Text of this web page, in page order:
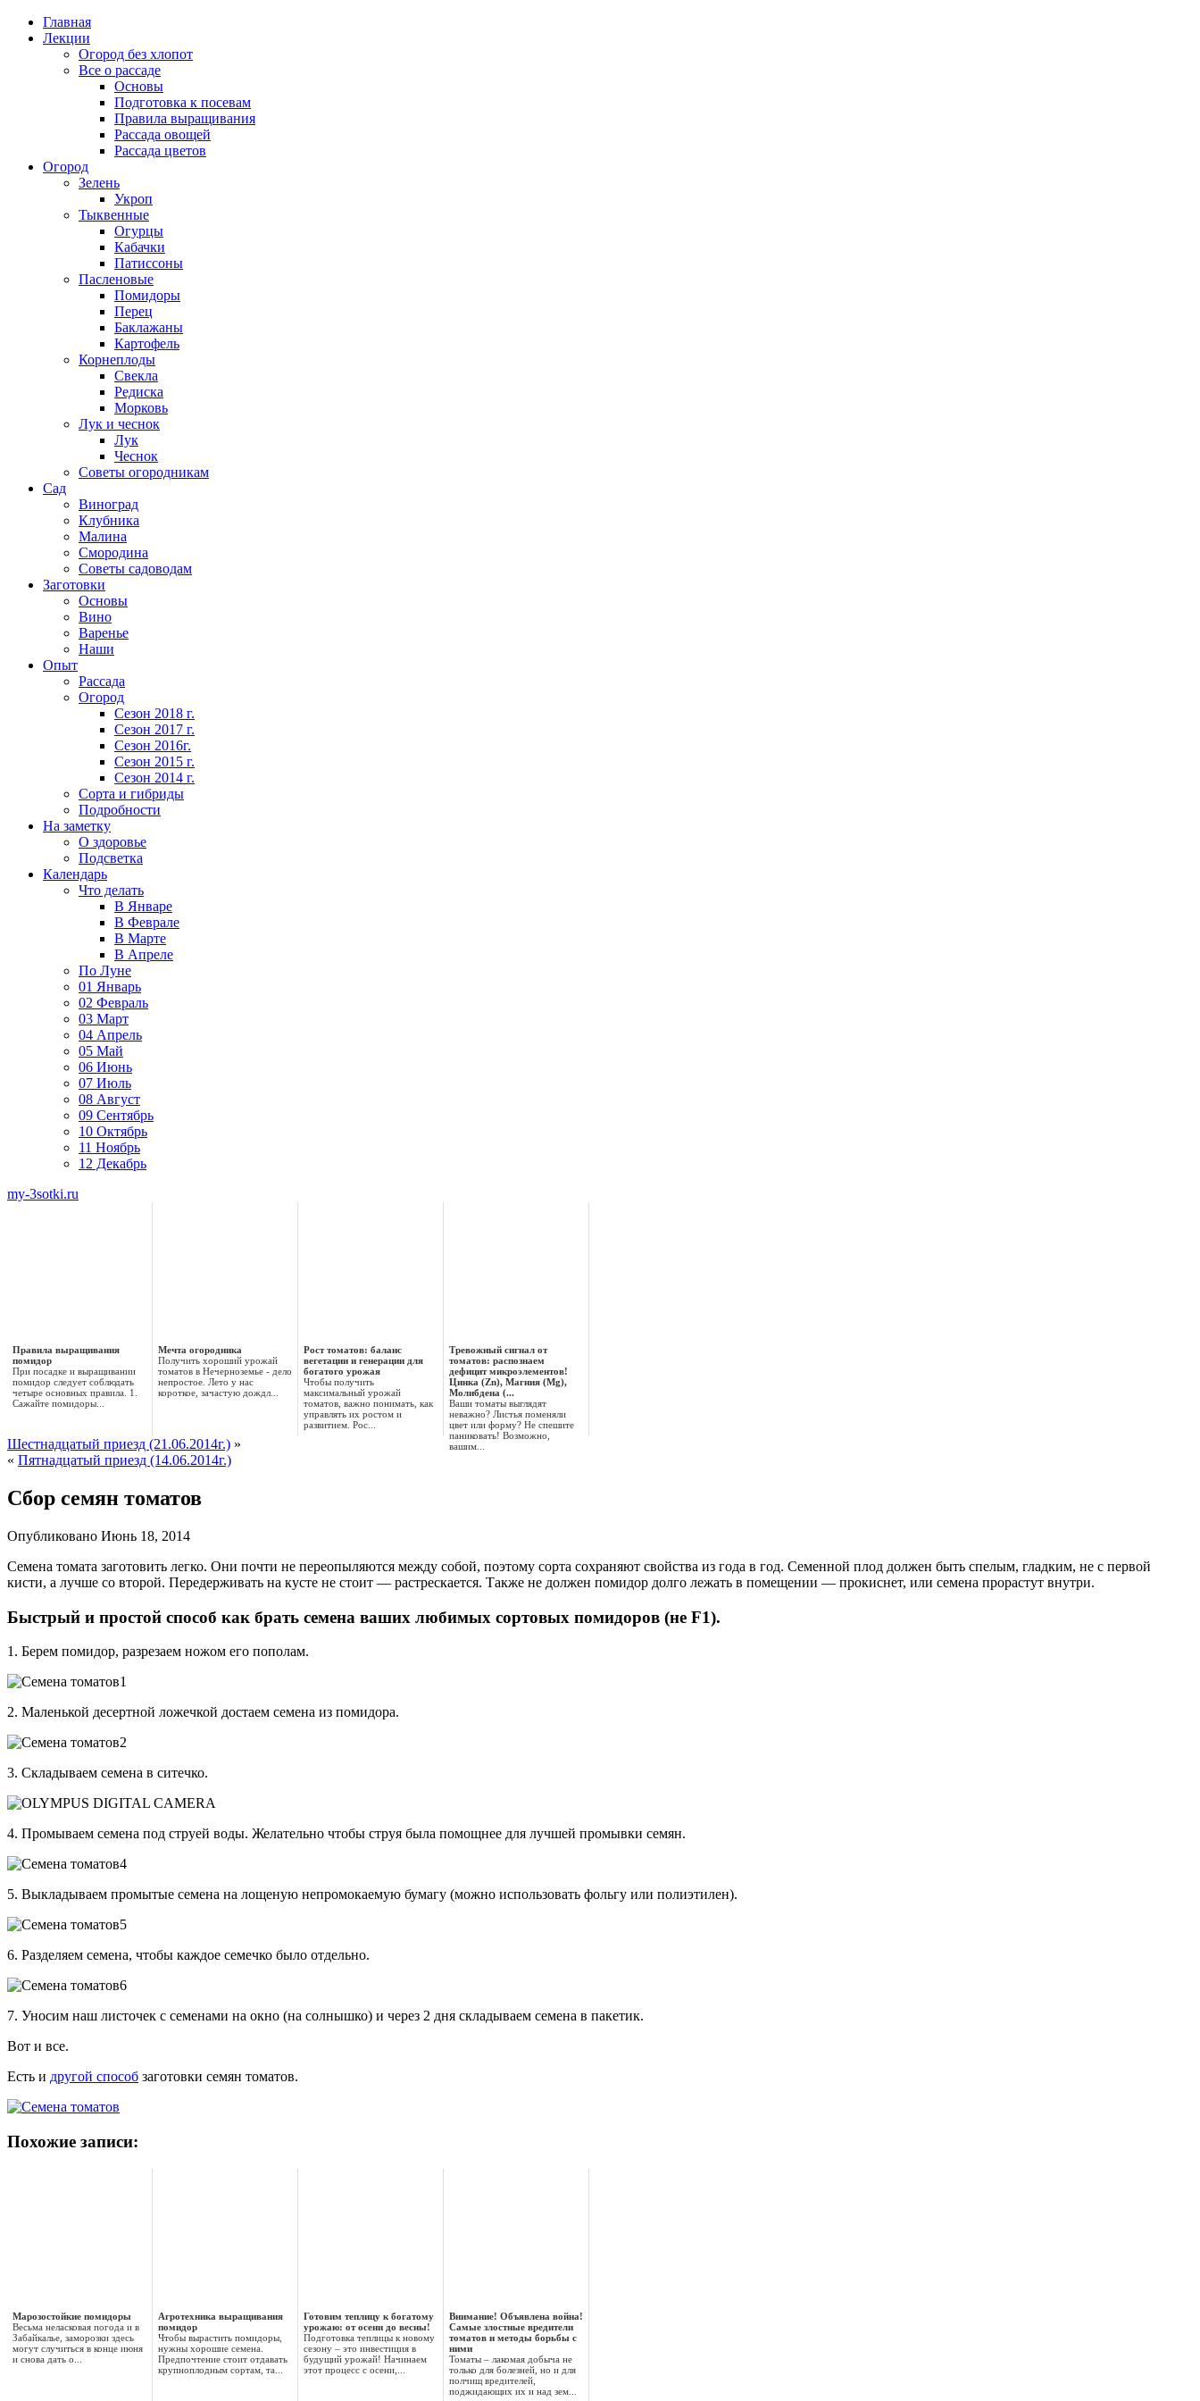
Главная
Лекции
Огород без хлопот
Все о рассаде
Основы
Подготовка к посевам
Правила выращивания
Рассада овощей
Рассада цветов
Огород
Зелень
Укроп
Тыквенные
Огурцы
Кабачки
Патиссоны
Пасленовые
Помидоры
Перец
Баклажаны
Картофель
Корнеплоды
Свекла
Редиска
Морковь
Лук и чеснок
Лук
Чеснок
Советы огородникам
Сад
Виноград
Клубника
Малина
Смородина
Советы садоводам
Заготовки
Основы
Вино
Варенье
Наши
Опыт
Рассада
Огород
Сезон 2018 г.
Сезон 2017 г.
Сезон 2016г.
Сезон 2015 г.
Сезон 2014 г.
Сорта и гибриды
Подробности
На заметку
О здоровье
Подсветка
Календарь
Что делать
В Январе
В Феврале
В Марте
В Апреле
По Луне
01 Январь
02 Февраль
03 Март
04 Апрель
05 Май
06 Июнь
07 Июль
08 Август
09 Сентябрь
10 Октябрь
11 Ноябрь
12 Декабрь
my-3sotki.ru
Правила выращивания
помидор
При посадке и выращивании
помидор следует соблюдать
четыре основных правила. 1.
Сажайте помидоры...
Мечта огородника
Получить хороший урожай
томатов в Нечерноземье - дело
непростое. Лето у нас
короткое, зачастую дождл...
Рост томатов: баланс
вегетации и генерации для
богатого урожая
Чтобы получить
максимальный урожай
томатов, важно понимать, как
управлять их ростом и
развитием. Рос...
Тревожный сигнал от
томатов: распознаем
дефицит микроэлементов!
Цинка (Zn), Магния (Mg),
Молибдена (...
Ваши томаты выглядят
неважно? Листья поменяли
цвет или форму? Не спешите
паниковать! Возможно,
вашим...
Шестнадцатый приезд (21.06.2014г.) »
« Пятнадцатый приезд (14.06.2014г.)
Сбор семян томатов
Опубликовано Июнь 18, 2014
Семена томата заготовить легко. Они почти не переопыляются между собой, поэтому сорта сохраняют свойства из года в год. Семенной плод должен быть спелым, гладким, не с первой
кисти, а лучше со второй. Передерживать на кусте не стоит — растрескается. Также не должен помидор долго лежать в помещении — прокиснет, или семена прорастут внутри.
Быстрый и простой способ как брать семена ваших любимых сортовых помидоров (не F1).
1. Берем помидор, разрезаем ножом его пополам.
2. Маленькой десертной ложечкой достаем семена из помидора.
3. Складываем семена в ситечко.
4. Промываем семена под струей воды. Желательно чтобы струя была помощнее для лучшей промывки семян.
5. Выкладываем промытые семена на лощеную непромокаемую бумагу (можно использовать фольгу или полиэтилен).
6. Разделяем семена, чтобы каждое семечко было отдельно.
7. Уносим наш листочек с семенами на окно (на солнышко) и через 2 дня складываем семена в пакетик.
Вот и все.
Есть и другой способ заготовки семян томатов.
Похожие записи:
Марозостойкие помидоры
Весьма неласковая погода и в
Забайкалье, заморозки здесь
могут случиться в конце июня
и снова дать о...
Агротехника выращивания
помидор
Чтобы вырастить помидоры,
нужны хорошие семена.
Предпочтение стоит отдавать
крупноплодным сортам, та...
Готовим теплицу к богатому
урожаю: от осени до весны!
Подготовка теплицы к новому
сезону – это инвестиция в
будущий урожай! Начинаем
этот процесс с осени,...
Внимание! Объявлена война!
Самые злостные вредители
томатов и методы борьбы с
ними
Томаты – лакомая добыча не
только для болезней, но и для
полчищ вредителей,
поджидающих их и над зем...